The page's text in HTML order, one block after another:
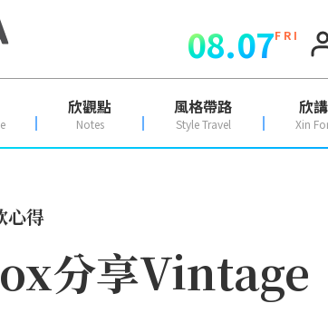
08.07F R I
欣觀點
Notes
風格帶路
Style Travel
欣
Xin
心得
分享Vintage